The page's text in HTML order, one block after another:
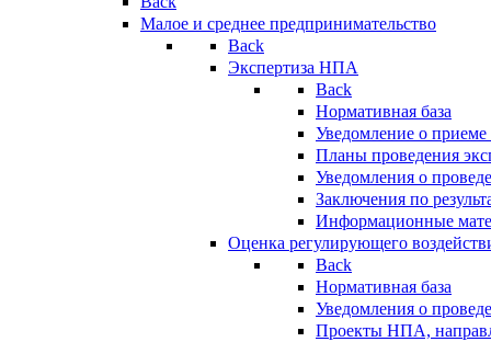
Малое и среднее предпринимательство
Back
Экспертиза НПА
Back
Нормативная база
Уведомление о
Планы проведения
Уведомления о
Заключения по
Информационные
Оценка регулирующего
Back
Нормативная база
Уведомления о
Проекты НПА,